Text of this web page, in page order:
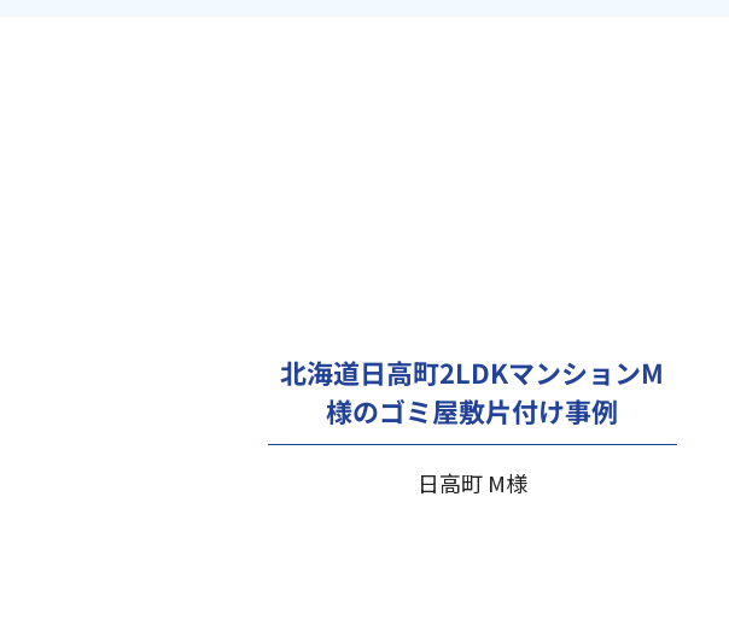
北海道日高町2LDKマンションM
様のゴミ屋敷片付け事例
日高町 M様